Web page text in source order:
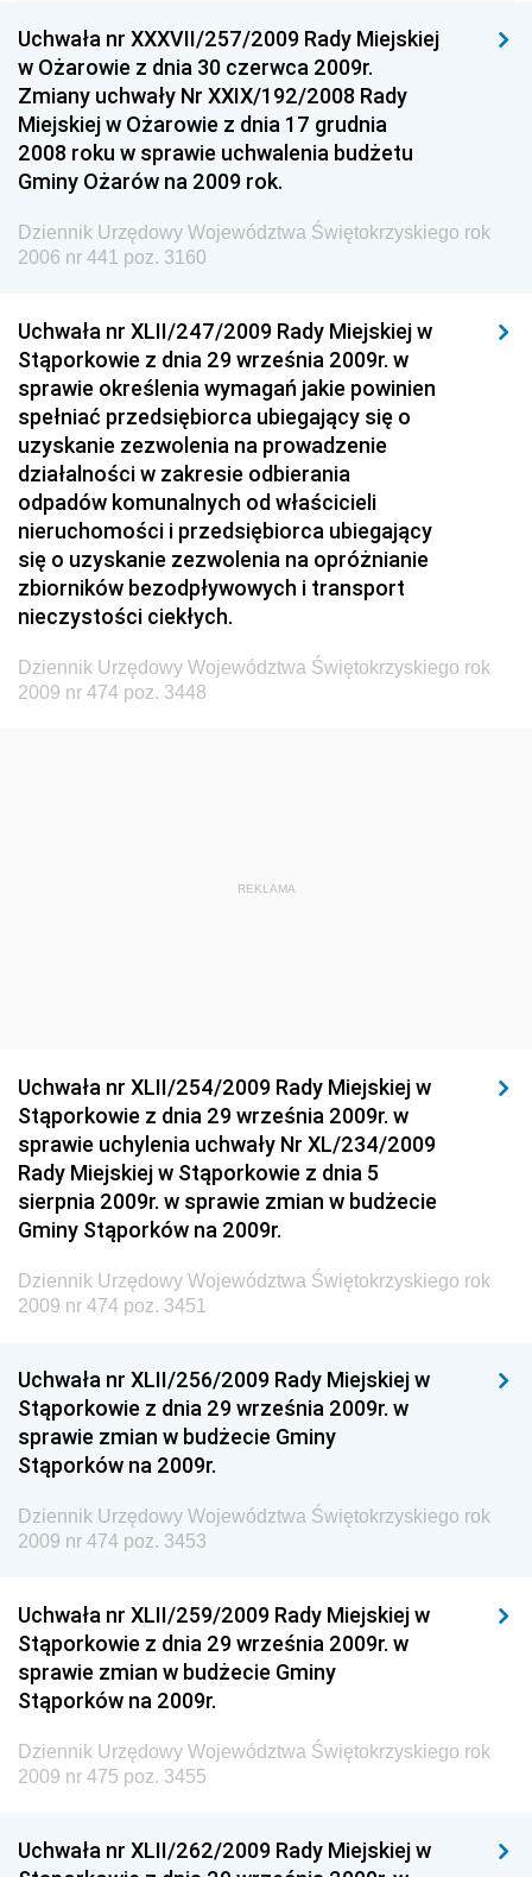
Dziennik Urzędowy Ministra Gospodarki
Dziennik Urzędowy Urzędu Ochrony Konkurencji i
Konsumentów
Dziennik Urzędowy Ministra Pracy i Polityki
Społecznej
Dziennik Urzędowy Urzędu Lotnictwa Cywilnego
Dziennik Urzędowy Ministerstwa Hutnictwa i
Przemysłu Maszynowego
Dziennik Urzędowy Ministerstwa Zdrowia i Opieki
Społecznej
Dziennik Urzędowy Ministerstwa Rolnictwa, Leśnictwa
i Gospodarki Żywnościowej
Dziennik Urzędowy Ministra Spraw Wewnętrznych
Dziennik Urzędowy Ministra Transportu, Budownictwa
i Gospodarki Morskiej
Dziennik Urzędowy Ministra Administracji i Cyfryzacji
Dziennik Urzędowy Głównego Inspektora Ochrony
Dziennik Urzędowy Ministra Budownictwa i Przemysłu
Środowiska
Dziennik Urzędowy Ministerstwa Administracji,
Gospodarki Terenowej i Ochrony Środowiska
Dziennik Urzędowy Ministerstwa Administracji i
Gospodarki Przestrzennej
Dziennik Urzędowy Unii Europejskiej, L
Dziennik Urzędowy Ministerstwa Komunikacji
Chemicznego i Lekkiego
Dziennik Urzędowy Ministerstwa Rolnictwa i
Gospodarki Żywnościowej
Społecznej
Dziennik Urzędowy Ministra Cyfryzacji
Dziennik Urzędowy Ministra Infrastruktury i
Budownictwa
Dziennik Urzędowy Ministra Gospodarki Morskiej i
Dziennik Urzędowy Ministra Energii
Dziennik Urzędowy Ministra Sprawiedliwości
Uchwała nr XXXVII/257/2009 Rady Miejskiej
w Ożarowie z dnia 30 czerwca 2009r.
Zmiany uchwały Nr XXIX/192/2008 Rady
Miejskiej w Ożarowie z dnia 17 grudnia
2008 roku w sprawie uchwalenia budżetu
Gminy Ożarów na 2009 rok.
Dziennik Urzędowy Województwa Świętokrzyskiego rok
2006 nr 441 poz. 3160
Uchwała nr XLII/247/2009 Rady Miejskiej w
Stąporkowie z dnia 29 września 2009r. w
sprawie określenia wymagań jakie powinien
spełniać przedsiębiorca ubiegający się o
uzyskanie zezwolenia na prowadzenie
działalności w zakresie odbierania
odpadów komunalnych od właścicieli
nieruchomości i przedsiębiorca ubiegający
się o uzyskanie zezwolenia na opróżnianie
zbiorników bezodpływowych i transport
nieczystości ciekłych.
Dziennik Urzędowy Województwa Świętokrzyskiego rok
2009 nr 474 poz. 3448
REKLAMA
Uchwała nr XLII/254/2009 Rady Miejskiej w
Stąporkowie z dnia 29 września 2009r. w
sprawie uchylenia uchwały Nr XL/234/2009
Rady Miejskiej w Stąporkowie z dnia 5
sierpnia 2009r. w sprawie zmian w budżecie
Gminy Stąporków na 2009r.
Dziennik Urzędowy Województwa Świętokrzyskiego rok
2009 nr 474 poz. 3451
Uchwała nr XLII/256/2009 Rady Miejskiej w
Stąporkowie z dnia 29 września 2009r. w
sprawie zmian w budżecie Gminy
Stąporków na 2009r.
Dziennik Urzędowy Województwa Świętokrzyskiego rok
2009 nr 474 poz. 3453
Uchwała nr XLII/259/2009 Rady Miejskiej w
Stąporkowie z dnia 29 września 2009r. w
sprawie zmian w budżecie Gminy
Stąporków na 2009r.
Dziennik Urzędowy Województwa Świętokrzyskiego rok
2009 nr 475 poz. 3455
Uchwała nr XLII/262/2009 Rady Miejskiej w